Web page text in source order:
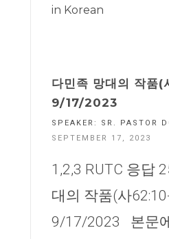
in Korean
다민족 망대의 작품
9/17/2023
SPEAKER: SR. PASTOR
SEPTEMBER 17, 2023
1,2,3 RUTC 응답
대의 작품(사
9/17/2023 본문